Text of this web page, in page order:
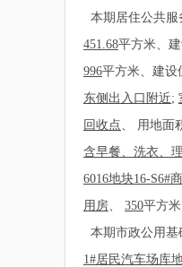
本期居住公共服
451.68平方米、
996平方米、建设
东侧出入口附近;
回收点、 用地面
含早餐、洗衣、
6016地块16-S6#
用房、 350平方
本期市政公用基
1#居民汽车场库